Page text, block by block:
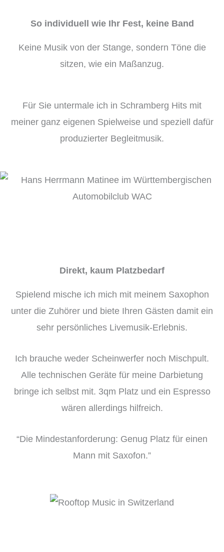
So individuell wie Ihr Fest, keine Band
Keine Musik von der Stange, sondern Töne die
sitzen, wie ein Maßanzug.
Für Sie untermale ich in Schramberg Hits mit
meiner ganz eigenen Spielweise und speziell dafür
produzierter Begleitmusik.
Direkt, kaum Platzbedarf
Spielend mische ich mich mit meinem Saxophon
unter die Zuhörer und biete Ihren Gästen damit ein
sehr persönliches Livemusik-Erlebnis.
Ich brauche weder Scheinwerfer noch Mischpult.
Alle technischen Geräte für meine Darbietung
bringe ich selbst mit. 3qm Platz und ein Espresso
wären allerdings hilfreich.
“Die Mindestanforderung: Genug Platz für einen
Mann mit Saxofon.”